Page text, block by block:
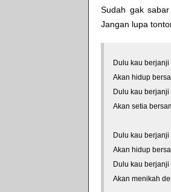
Sudah gak
Jangan lupa
Dulu kau berjanji
Akan hidup
Dulu kau berjanji
Akan setia
Dulu kau berjanji
Akan hidup
Dulu kau berjanji
Akan menikah